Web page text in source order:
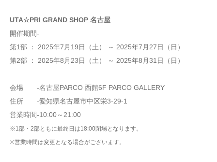
UTA☆PRI GRAND SHOP 名古屋
開催期間‐
第1部 ： 2025年7月19日（土） ～ 2025年7月27日（日）
第2部 ： 2025年8月23日（土） ～ 2025年8月31日（日）
会場 ‐名古屋PARCO 西館6F PARCO GALLERY
住所 ‐愛知県名古屋市中区栄3-29-1
営業時間‐10:00～21:00
※1部・2部ともに最終日は18:00閉場となります。
※営業時間は変更となる場合がございます。